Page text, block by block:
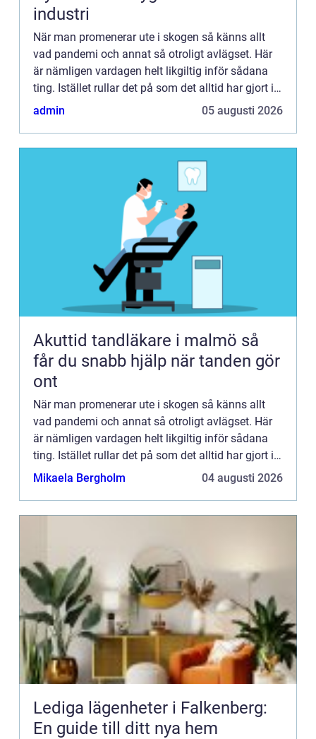
industri
När man promenerar ute i skogen så känns allt
vad pandemi och annat så otroligt avlägset. Här
är nämligen vardagen helt likgiltig inför sådana
ting. Istället rullar det på som det alltid har gjort i
skogen – där död och pånyttfödelse ständigt
admin 05 augusti 2026
Akuttid tandläkare i malmö så
får du snabb hjälp när tanden gör
ont
När man promenerar ute i skogen så känns allt
vad pandemi och annat så otroligt avlägset. Här
är nämligen vardagen helt likgiltig inför sådana
ting. Istället rullar det på som det alltid har gjort i
skogen – där död och pånyttfödelse ständigt
Mikaela Bergholm 04 augusti 2026
Lediga lägenheter i Falkenberg:
En guide till ditt nya hem